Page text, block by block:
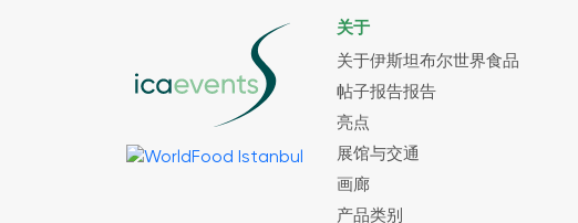
关于
关于伊斯坦布尔世界食品
帖子报告报告
亮点
展馆与交通
画廊
产品类别